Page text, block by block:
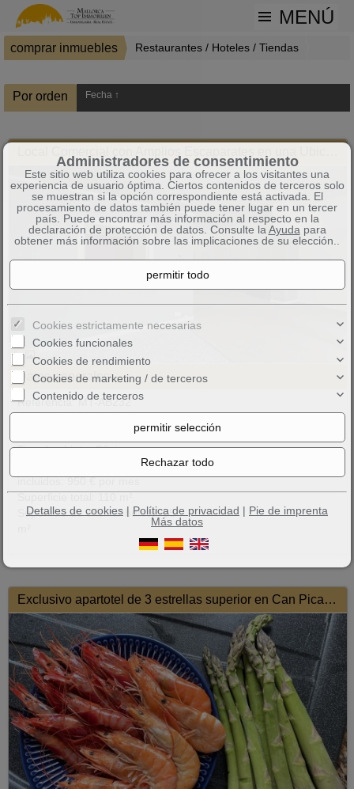
MENÚ
comprar inmuebles
Restaurantes / Hoteles / Tiendas
Por orden Fecha ↑
9
Datos generales:
Referencia: MT-AB232
Tipo de objeto: Oficina
Precio del alquiler con gastos
incluidos: 950 € por mes
Superficie de oficina/ bufete: 95
Exclusivo apartotel de 3 estrellas superior en Can Picafort - a solo 100 m de la playa
Administradores de consentimiento
Este sitio web utiliza cookies para ofrecer a los visitantes una
experiencia de usuario óptima. Ciertos contenidos de terceros solo
se muestran si la opción correspondiente está activada. El
procesamiento de datos también puede tener lugar en un tercer
país. Puede encontrar más información al respecto en la
declaración de protección de datos. Consulte la Ayuda para
obtener más información sobre las implicaciones de su elección..
Cookies estrictamente necesarias
Cookies funcionales
Cookies de rendimiento
Cookies de marketing / de terceros
Contenido de terceros
Detalles de cookies | Política de privacidad | Pie de imprenta
Más datos